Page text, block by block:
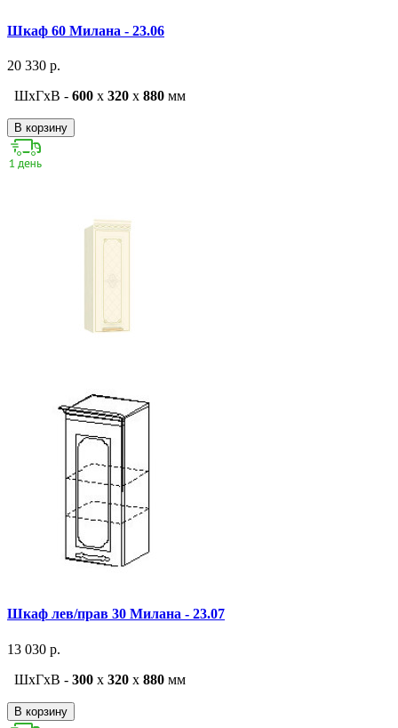
Шкаф 60 Милана - 23.06
20 330 р.
ШxГxВ - 600 x 320 x 880 мм
В корзину
Шкаф лев/прав 30 Милана - 23.07
13 030 р.
ШxГxВ - 300 x 320 x 880 мм
В корзину